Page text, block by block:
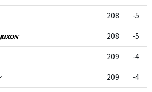
208 -5
208 -5
209 -4
209 -4